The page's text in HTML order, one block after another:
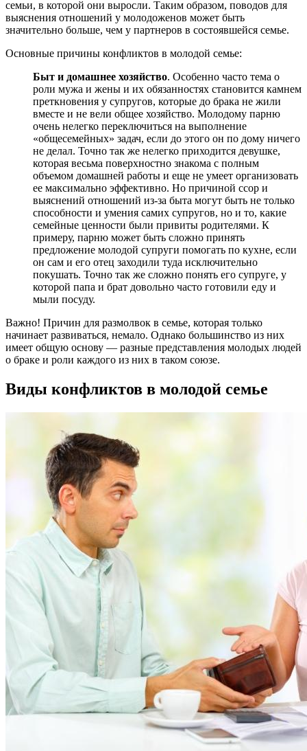
семьи, в которой они выросли. Таким образом, поводов для
выяснения отношений у молодоженов может быть
значительно больше, чем у партнеров в состоявшейся семье.
Основные причины конфликтов в молодой семье:
Быт и домашнее хозяйство. Особенно часто тема о
роли мужа и жены и их обязанностях становится камнем
преткновения у супругов, которые до брака не жили
вместе и не вели общее хозяйство. Молодому парню
очень нелегко переключиться на выполнение
«общесемейных» задач, если до этого он по дому ничего
не делал. Точно так же нелегко приходится девушке,
которая весьма поверхностно знакома с полным
объемом домашней работы и еще не умеет организовать
ее максимально эффективно. Но причиной ссор и
выяснений отношений из-за быта могут быть не только
способности и умения самих супругов, но и то, какие
семейные ценности были привиты родителями. К
примеру, парню может быть сложно принять
предложение молодой супруги помогать по кухне, если
он сам и его отец заходили туда исключительно
покушать. Точно так же сложно понять его супруге, у
которой папа и брат довольно часто готовили еду и
мыли посуду.
Важно! Причин для размолвок в семье, которая только
начинает развиваться, немало. Однако большинство из них
имеет общую основу — разные представления молодых людей
о браке и роли каждого из них в таком союзе.
Виды конфликтов в молодой семье